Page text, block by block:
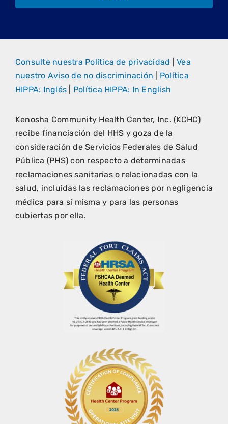
Consulte nuestra Política de privacidad |Vea
nuestro Aviso de no discriminación
Política
HIPPA: Inglés
Política HIPPA: In English
Kenosha Community Health Center, Inc. (KCHC)
recibe financiación del HHS y goza de la
consideración de Servicios Federales de Salud
Pública (PHS) con respecto a determinadas
reclamaciones sanitarias o relacionadas con la
salud, incluidas las reclamaciones por negligencia
médica para sí misma y para las personas
cubiertas por ella.